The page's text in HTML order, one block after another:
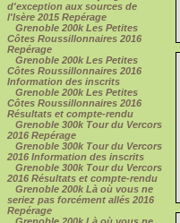
d'exception aux sources de
l'Isère 2015 Repérage
Grenoble 200k Les Petites
Côtes Roussillonnaires 2016
Repérage
Grenoble 200k Les Petites
Côtes Roussillonnaires 2016
Information des inscrits
Grenoble 200k Les Petites
Côtes Roussillonnaires 2016
Résultats et compte-rendu
Grenoble 300k Tour du Vercors
2016 Repérage
Grenoble 300k Tour du Vercors
2016 Information des inscrits
Grenoble 300k Tour du Vercors
2016 Résultats et compte-rendu
Grenoble 200k Là où vous ne
seriez pas forcément allés 2016
Repérage